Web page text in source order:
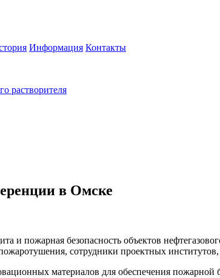
Информация Контакты
растворителя
в Омске
и пожарная безопасность объектов
сотрудники проектных
материалов для обеспечения пожарной